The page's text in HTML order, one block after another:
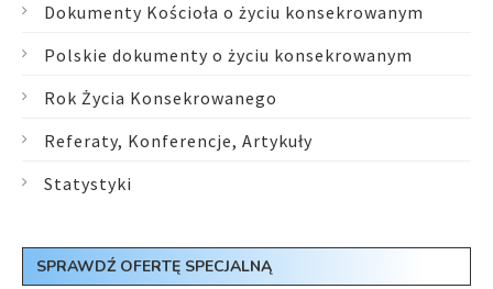
Dokumenty Kościoła o życiu konsekrowanym
Polskie dokumenty o życiu konsekrowanym
Rok Życia Konsekrowanego
Referaty, Konferencje, Artykuły
Statystyki
SPRAWDŹ OFERTĘ SPECJALNĄ